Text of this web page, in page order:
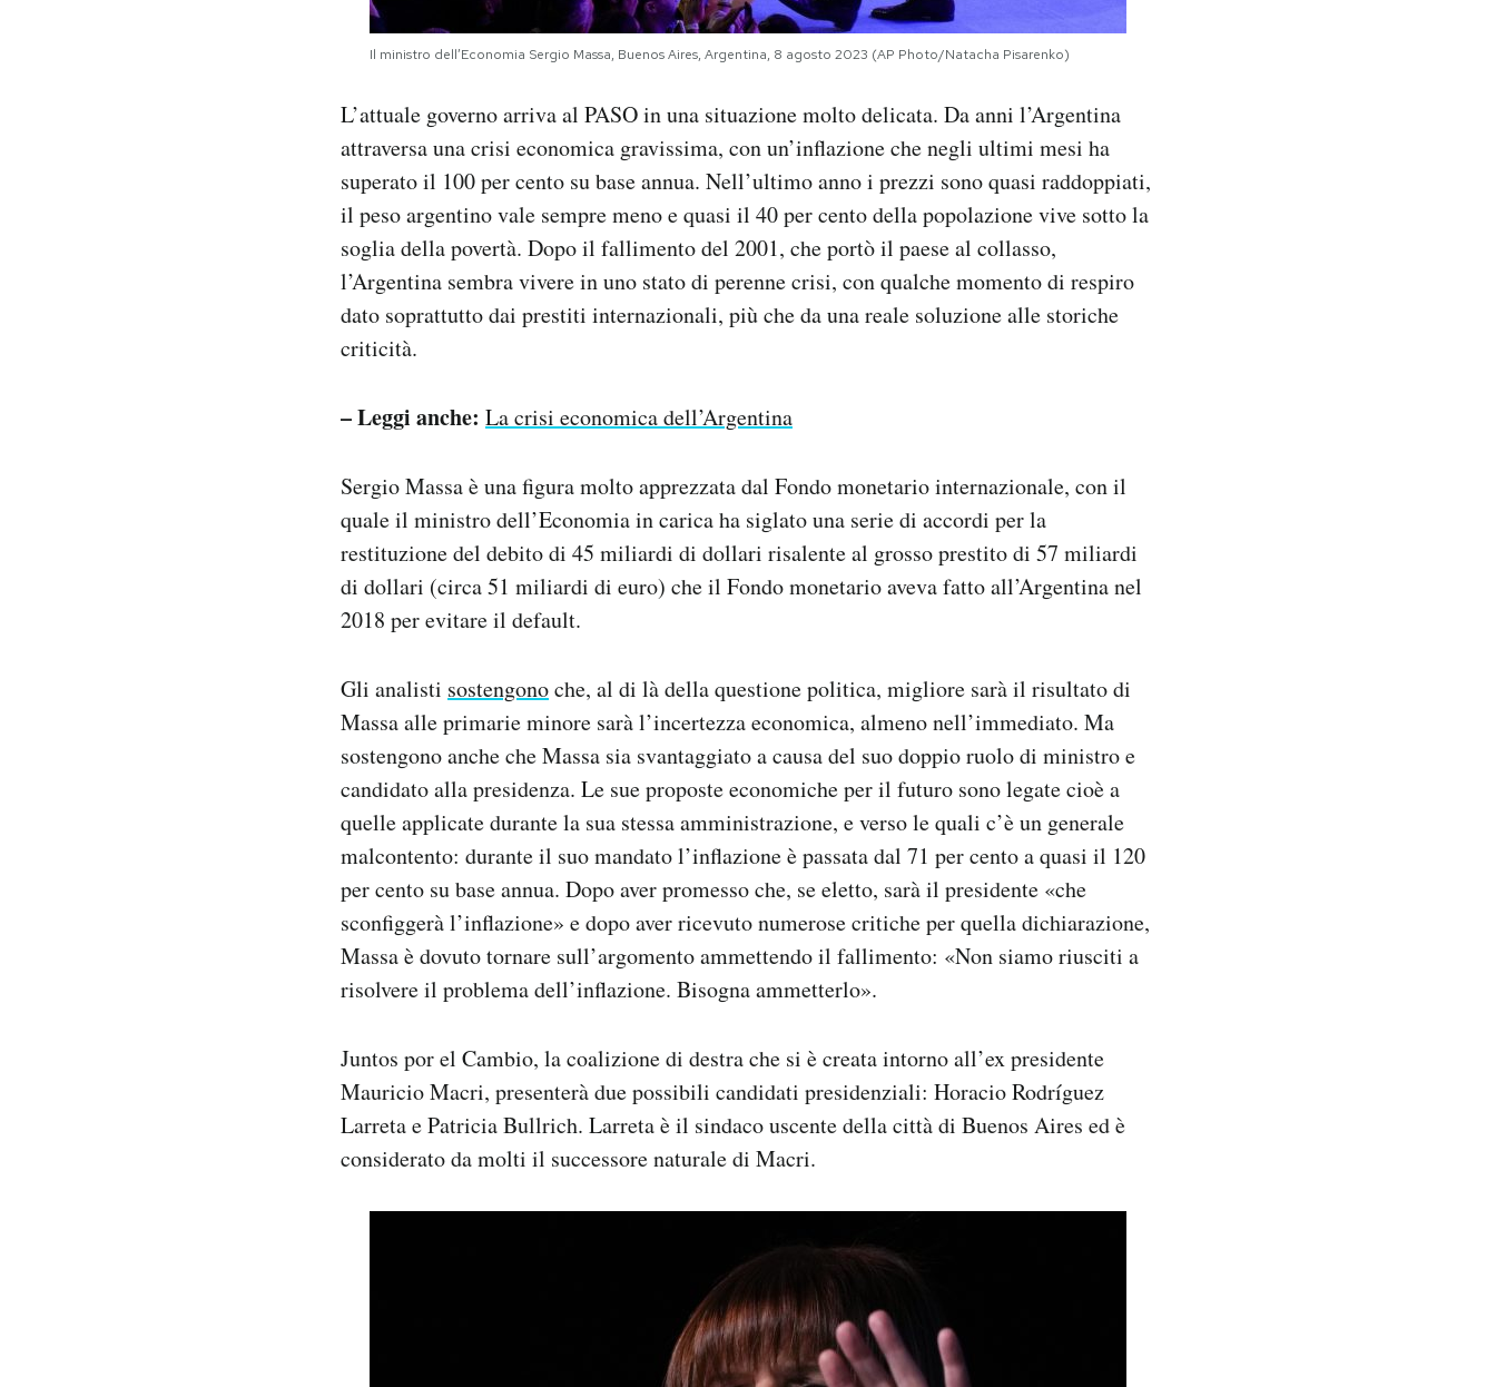
Il ministro dell’Economia Sergio Massa, Buenos Aires, Argentina, 8 agosto 2023 (AP Photo/Natacha Pisarenko)
L’attuale governo arriva al PASO in una situazione molto delicata. Da anni l’Argentina
attraversa una crisi economica gravissima, con un’inflazione che negli ultimi mesi ha
superato il 100 per cento su base annua. Nell’ultimo anno i prezzi sono quasi raddoppiati,
il peso argentino vale sempre meno e quasi il 40 per cento della popolazione vive sotto la
soglia della povertà. Dopo il fallimento del 2001, che portò il paese al collasso,
l’Argentina sembra vivere in uno stato di perenne crisi, con qualche momento di respiro
dato soprattutto dai prestiti internazionali, più che da una reale soluzione alle storiche
criticità.
– Leggi anche: La crisi economica dell’Argentina
Sergio Massa è una figura molto apprezzata dal Fondo monetario internazionale, con il
quale il ministro dell’Economia in carica ha siglato una serie di accordi per la
restituzione del debito di 45 miliardi di dollari risalente al grosso prestito di 57 miliardi
di dollari (circa 51 miliardi di euro) che il Fondo monetario aveva fatto all’Argentina nel
2018 per evitare il default.
Gli analisti sostengonoche, al di là della questione politica, migliore sarà il risultato di
Massa alle primarie minore sarà l’incertezza economica, almeno nell’immediato. Ma
sostengono anche che Massa sia svantaggiato a causa del suo doppio ruolo di ministro e
candidato alla presidenza. Le sue proposte economiche per il futuro sono legate cioè a
quelle applicate durante la sua stessa amministrazione, e verso le quali c’è un generale
malcontento: durante il suo mandato l’inflazione è passata dal 71 per cento a quasi il 120
per cento su base annua. Dopo aver promesso che, se eletto, sarà il presidente «che
sconfiggerà l’inflazione» e dopo aver ricevuto numerose critiche per quella dichiarazione,
Massa è dovuto tornare sull’argomento ammettendo il fallimento: «Non siamo riusciti a
risolvere il problema dell’inflazione. Bisogna ammetterlo».
Juntos por el Cambio, la coalizione di destra che si è creata intorno all’ex presidente
Mauricio Macri, presenterà due possibili candidati presidenziali: Horacio Rodríguez
Larreta e Patricia Bullrich. Larreta è il sindaco uscente della città di Buenos Aires ed è
considerato da molti il successore naturale di Macri.